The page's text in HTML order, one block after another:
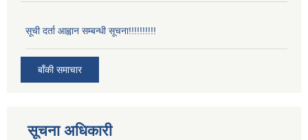
सूची दर्ता आह्वान सम्बन्धी सूचना!!!!!!!!!!
बाँकी समाचार
सूचना अधिकारी